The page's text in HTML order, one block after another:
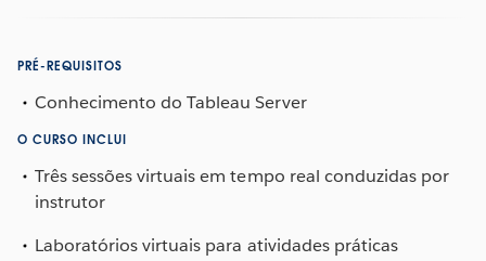
PRÉ-REQUISITOS
Conhecimento do Tableau Server
O CURSO INCLUI
Três sessões virtuais em tempo real conduzidas por
instrutor
Laboratórios virtuais para atividades práticas